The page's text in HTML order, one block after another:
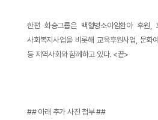
한편 화승그룹은 백혈병소아암환아 후원,
사회복지사업을 비롯해 교육후원사업, 문화
등 지역사회와 함께하고 있다. <끝>
## 아래 추가 사진 첨부 ##